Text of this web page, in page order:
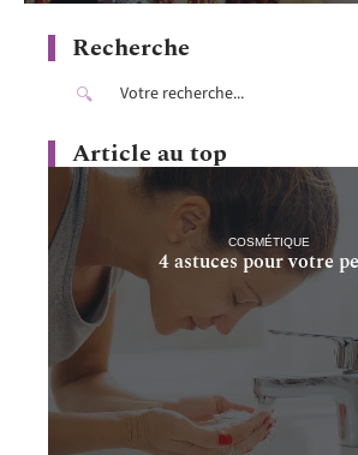
Recherche
Article au top
COSMÉTIQUE
4 astuces pour votre